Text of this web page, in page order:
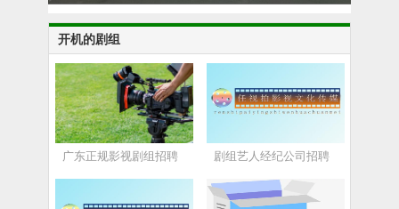
双版纳开机
开机的剧组
广东正规影视剧组招聘 剧组艺人经纪公司招聘